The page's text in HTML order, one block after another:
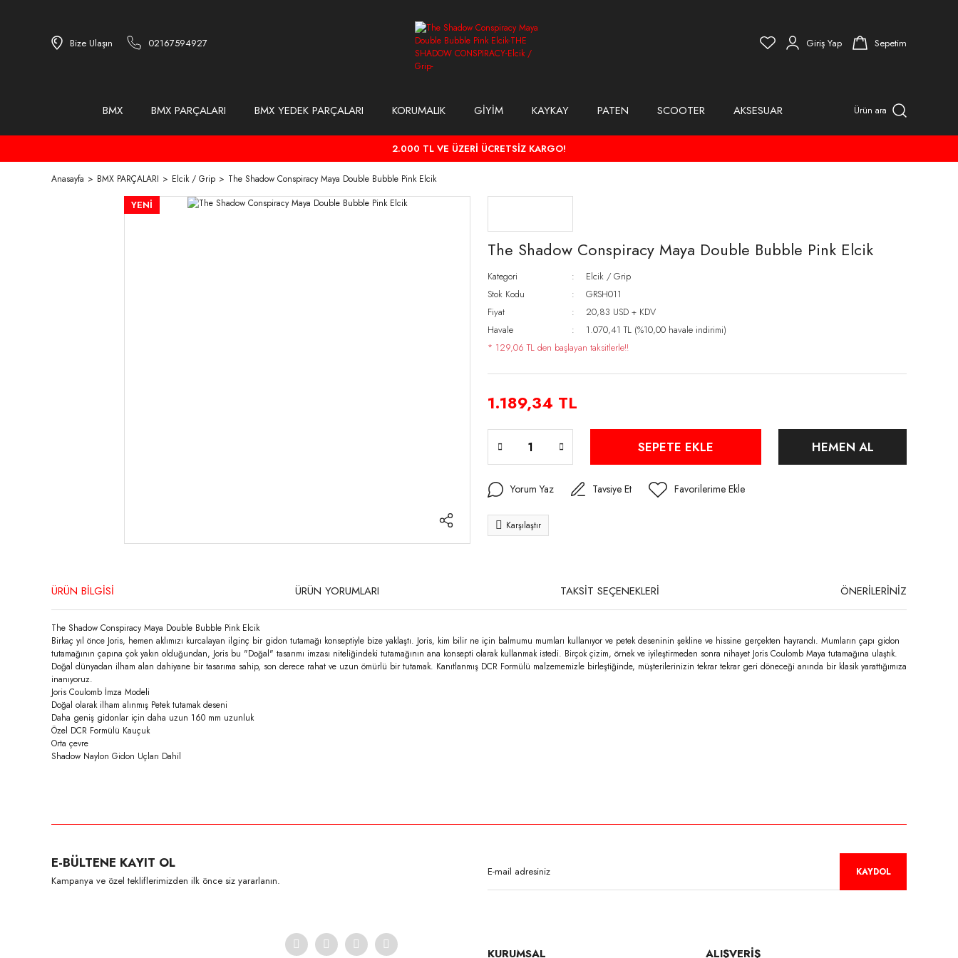
Bize Ulaşın 02167594927 Giriş Yap Sepetim
BMX BMX PARÇALARI BMX YEDEK PARÇALARI KORUMALIK GİYİM KAYKAY PATEN SCOOTER AKSESUAR Ürün ara
2.000 TL VE ÜZERİ ÜCRETSİZ KARGO!
Anasayfa BMX PARÇALARI Elcik / Grip The Shadow Conspiracy Maya Double Bubble Pink Elcik
YENİ
The Shadow Conspiracy Maya Double Bubble Pink Elcik
Kategori
Elcik / Grip
Stok Kodu
GRSH011
Fiyat
20,83 USD + KDV
Havale
1.070,41 TL (%10,00 havale indirimi)
* 129,06 TL den başlayan taksitlerle!!
1.189,34 TL
SEPETE EKLE HEMEN AL
Yorum Yaz Tavsiye Et
Karşılaştır
ÜRÜN BİLGİSİ ÜRÜN YORUMLARI TAKSİT SEÇENEKLERİ ÖNERİLERİNİZ
The Shadow Conspiracy Maya Double Bubble Pink Elcik
Birkaç yıl önce Joris, hemen aklımızı kurcalayan ilginç bir gidon tutamağı konseptiyle bize yaklaştı. Joris, kim bilir ne için balmumu mumları kullanıyor ve petek deseninin şekline ve hissine gerçekten hayrandı. Mumların çapı gidon
tutamağının çapına çok yakın olduğundan, Joris bu "Doğal" tasarımı imzası niteliğindeki tutamağının ana konsepti olarak kullanmak istedi. Birçok çizim, örnek ve iyileştirmeden sonra nihayet Joris Coulomb Maya tutamağına ulaştık.
Doğal dünyadan ilham alan dahiyane bir tasarıma sahip, son derece rahat ve uzun ömürlü bir tutamak. Kanıtlanmış DCR Formülü malzememizle birleştiğinde, müşterilerinizin tekrar tekrar geri döneceği anında bir klasik yarattığımıza
inanıyoruz.
Joris Coulomb İmza Modeli
Doğal olarak ilham alınmış Petek tutamak deseni
Daha geniş gidonlar için daha uzun 160 mm uzunluk
Özel DCR Formülü Kauçuk
Orta çevre
Shadow Naylon Gidon Uçları Dahil
Ürün açıklamasında eksik bilgiler bulunuyor.
Ürün bilgilerinde hatalar bulunuyor.
E-BÜLTENE KAYIT OL
Kampanya ve özel tekliflerimizden ilk önce siz yararlanın.
KAYDOL
KURUMSAL ALIŞVERİŞ